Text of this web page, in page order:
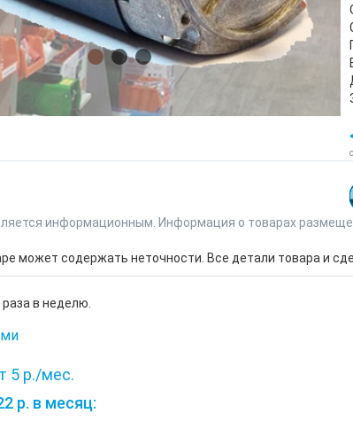
информационным. Информация о товарах
может содержать неточности. Все детали товара и
в неделю.
5 р./мес.
р. в месяц: